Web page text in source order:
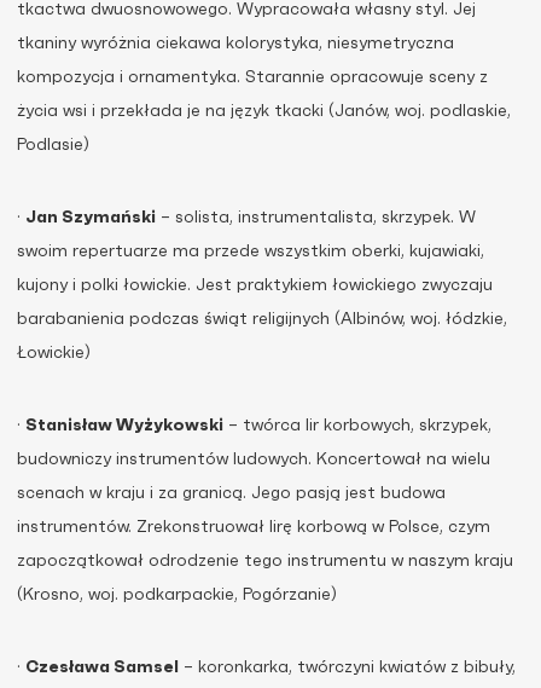
tkactwa dwuosnowowego. Wypracowała własny styl. Jej
tkaniny wyróżnia ciekawa kolorystyka, niesymetryczna
kompozycja i ornamentyka. Starannie opracowuje sceny z
życia wsi i przekłada je na język tkacki (Janów, woj. podlaskie,
Podlasie)
· Jan Szymański – solista, instrumentalista, skrzypek. W
swoim repertuarze ma przede wszystkim oberki, kujawiaki,
kujony i polki łowickie. Jest praktykiem łowickiego zwyczaju
barabanienia podczas świąt religijnych (Albinów, woj. łódzkie,
Łowickie)
· Stanisław Wyżykowski – twórca lir korbowych, skrzypek,
budowniczy instrumentów ludowych. Koncertował na wielu
scenach w kraju i za granicą. Jego pasją jest budowa
instrumentów. Zrekonstruował lirę korbową w Polsce, czym
zapoczątkował odrodzenie tego instrumentu w naszym kraju
(Krosno, woj. podkarpackie, Pogórzanie)
· Czesława Samsel – koronkarka, twórczyni kwiatów z bibuły,